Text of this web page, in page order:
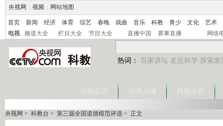
央视网 视频 网站地图
首页 新闻 经济 体育 综艺 春晚 戏曲 音乐 科教 青少 文化
艺术
电视
频道大全 栏目大全 节目大全 直播中国 赛事直播 网络
热词： 百家讲坛 走近科学 探索发
央视网 > 科教台 > 第三届全国道德模范评选 > 正文